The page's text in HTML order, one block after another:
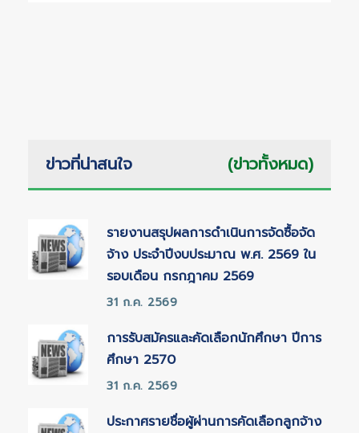
ข่าวที่น่าสนใจ (ข่าวทั้งหมด)
รายงานสรุปผลการดำเนินการจัดซื้อจัด
จ้าง ประจำปีงบประมาณ พ.ศ. 2569 ใน
รอบเดือน กรกฎาคม 2569
31 ก.ค. 2569
การรับสมัครและคัดเลือกนักศึกษา ปีการ
ศึกษา 2570
31 ก.ค. 2569
ประกาศรายชื่อผู้ผ่านการคัดเลือกลูกจ้าง